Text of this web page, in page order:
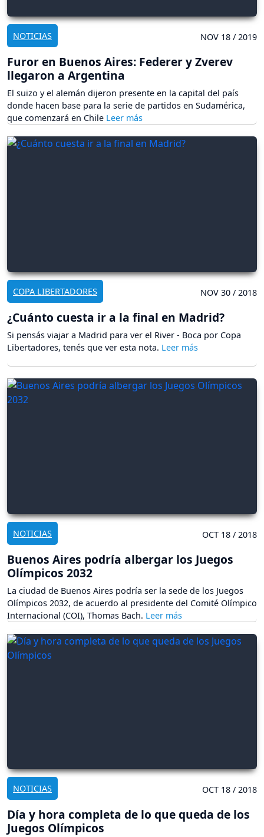
NOTICIAS NOV 18 / 2019
Furor en Buenos Aires: Federer y Zverev
llegaron a Argentina
El suizo y el alemán dijeron presente en la capital del país
donde hacen base para la serie de partidos en Sudamérica,
que comenzará en Chile
COPA LIBERTADORES NOV 30 / 2018
¿Cuánto cuesta ir a la final en Madrid?
Si pensás viajar a Madrid para ver el River - Boca por Copa
Libertadores, tenés que ver esta nota.
NOTICIAS OCT 18 / 2018
Buenos Aires podría albergar los Juegos
Olímpicos 2032
La ciudad de Buenos Aires podría ser la sede de los Juegos
Olímpicos 2032, de acuerdo al presidente del Comité Olímpico
Internacional (COI), Thomas Bach.
NOTICIAS OCT 18 / 2018
Día y hora completa de lo que queda de los
Juegos Olímpicos